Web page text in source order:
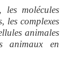
molécules
les complexes
animales
animaux en